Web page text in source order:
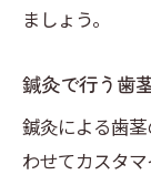
ましょう。
鍼灸で行う歯
鍼灸による歯
わせてカスタ